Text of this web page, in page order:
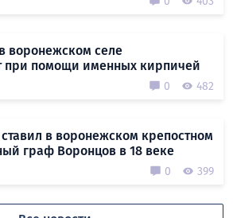
воронежском селе
при помощи именных кирпичей
0 482
в воронежском крепостном
граф Воронцов в 18 веке
0 399